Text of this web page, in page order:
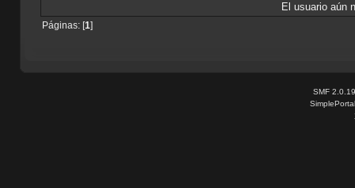
El usuario aún
Páginas: [1]
SMF 2.0.19